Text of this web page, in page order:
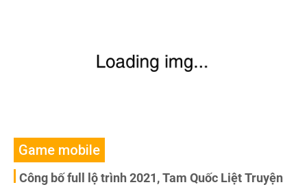
Game mobile
Công bố full lộ trình 2021, Tam Quốc Liệt Truyện